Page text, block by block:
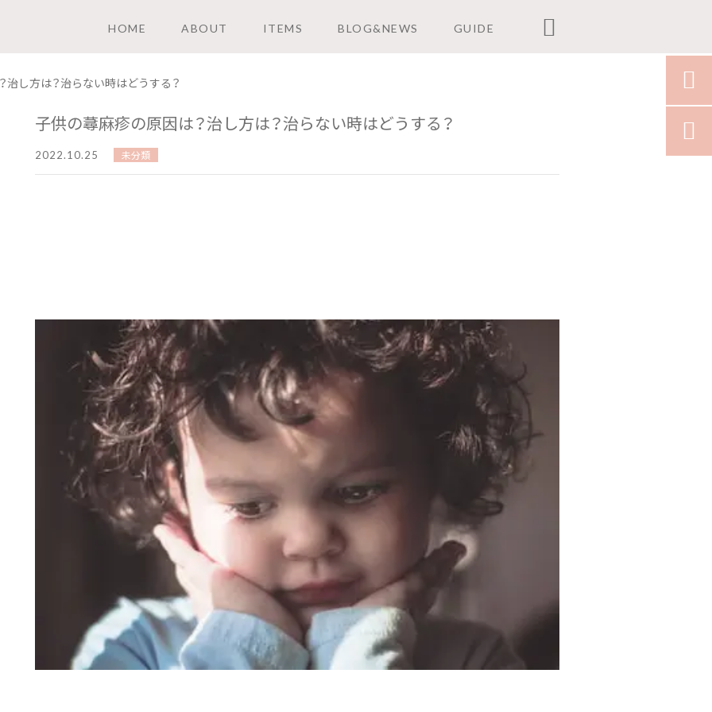
HOME ABOUT ITEMS BLOG&NEWS GUIDE 
治し方は？治らない時はどうする？
子供の蕁麻疹の原因は？治し方は？治らない時はどうする？
2022.10.25 未分類

